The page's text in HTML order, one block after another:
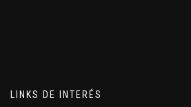
LINKS DE INTERÉS